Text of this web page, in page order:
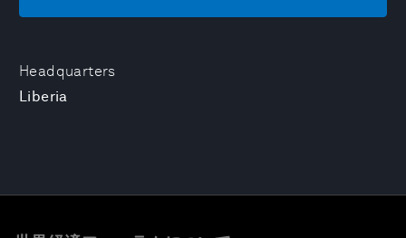
Headquarters
Liberia